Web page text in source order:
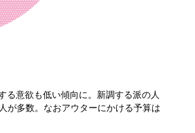
る意欲も低い傾向に。新調する派の人
が多数。なおアウターにかける予算は